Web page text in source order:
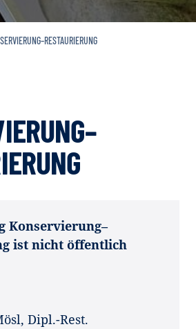
Konservierung–
ist nicht öffentlich
Dipl.-Rest.